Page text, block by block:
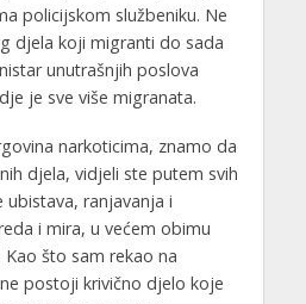
policijskom službeniku. Ne
djela koji migranti do sada
unutrašnjih poslova
je sve više migranata.
narkoticima, znamo da
djela, vidjeli ste putem svih
ranjavanja i
i mira, u većem obimu
što sam rekao na
postoji krivično djelo koje